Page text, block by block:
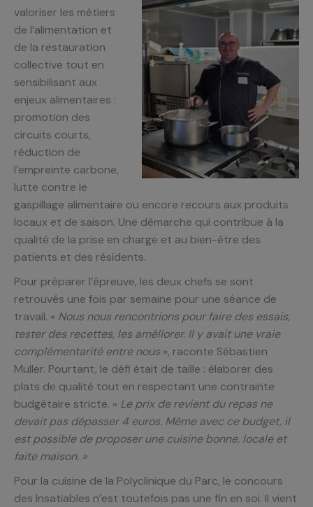
valoriser les métiers
de l’alimentation et
de la restauration
collective tout en
sensibilisant aux
enjeux alimentaires :
promotion des
circuits courts,
réduction de
l’empreinte carbone,
lutte contre le
gaspillage alimentaire ou encore recours aux produits
locaux et de saison. Une démarche qui contribue à la
qualité de la prise en charge et au bien-être des
patients et des résidents.
Pour préparer l’épreuve, les deux chefs se sont
retrouvés une fois par semaine pour une séance de
travail. « Nous nous rencontrions pour faire des essais,
tester des recettes, les améliorer. Il y avait une vraie
complémentarité entre nous », raconte Sébastien
Muller. Pourtant, le défi était de taille : élaborer des
plats de qualité tout en respectant une contrainte
budgétaire stricte. « Le prix de revient du repas ne
devait pas dépasser 4 euros. Même avec ce budget, il
est possible de proposer une cuisine bonne, locale et
faite maison. »
Pour la cuisine de la Polyclinique du Parc, le concours
des Insatiables n’est toutefois pas une fin en soi. Il vient